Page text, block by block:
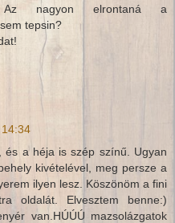
Az nagyon elrontaná a
tepsin?
és a héja is szép színű. Ugyan
kivételével, meg persze a
ilyen lesz. Köszönöm a fini
oldalát. Elvesztem benne:)
van.HÚÚÚ mazsolázgatok